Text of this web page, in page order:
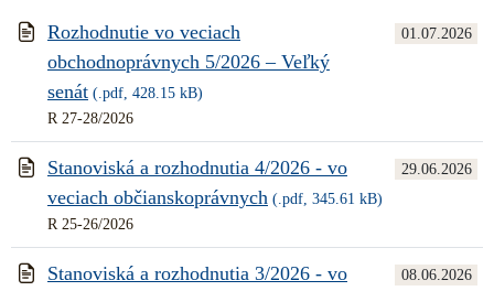
Rozhodnutie vo veciach
obchodnoprávnych 5/2026 – Veľký
senát (.pdf, 428.15 kB)
R 27-28/2026
01.07.2026
Stanoviská a rozhodnutia 4/2026 - vo
veciach občianskoprávnych (.pdf, 345.61 kB)
R 25-26/2026
29.06.2026
Stanoviská a rozhodnutia 3/2026 - vo
08.06.2026